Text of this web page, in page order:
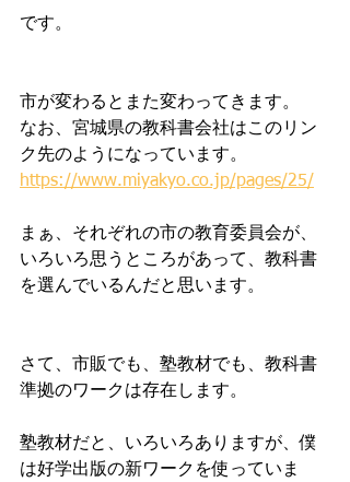
です。
市が変わるとまた変わってきます。
なお、宮城県の教科書会社はこのリン
ク先のようになっています。
https://www.miyakyo.co.jp/pages/25/
まぁ、それぞれの市の教育委員会が、
いろいろ思うところがあって、教科書
を選んでいるんだと思います。
さて、市販でも、塾教材でも、教科書
準拠のワークは存在します。
塾教材だと、いろいろありますが、僕
は好学出版の新ワークを使っていま